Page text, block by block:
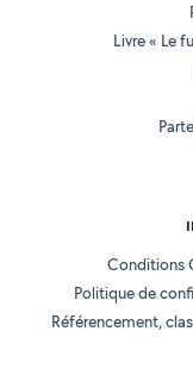
Livre « Le
Conditions
Politique de
Référencement,